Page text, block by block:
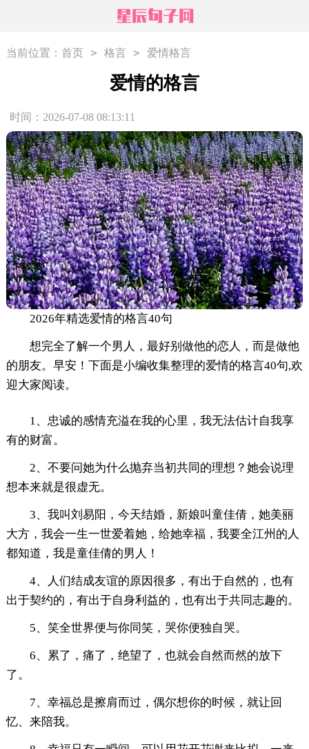
当前位置： 首页 > 格言 > 爱情格言
爱情的格言
时间：2026-07-08 08:13:11
2026年精选爱情的格言40句
想完全了解一个男人，最好别做他的恋人，而是做他
的朋友。早安！下面是小编收集整理的爱情的格言40句,欢
迎大家阅读。
1、忠诚的感情充溢在我的心里，我无法估计自我享
有的财富。
2、不要问她为什么抛弃当初共同的理想？她会说理
想本来就是很虚无。
3、我叫刘易阳，今天结婚，新娘叫童佳倩，她美丽
大方，我会一生一世爱着她，给她幸福，我要全江州的人
都知道，我是童佳倩的男人！
4、人们结成友谊的原因很多，有出于自然的，也有
出于契约的，有出于自身利益的，也有出于共同志趣的。
5、笑全世界便与你同笑，哭你便独自哭。
6、累了，痛了，绝望了，也就会自然而然的放下
了。
7、幸福总是擦肩而过，偶尔想你的时候，就让回
忆、来陪我。